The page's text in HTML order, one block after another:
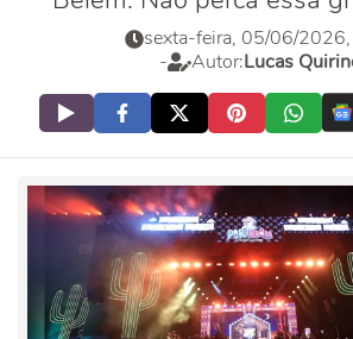
sexta-feira, 05/06/
-
Autor:Lucas